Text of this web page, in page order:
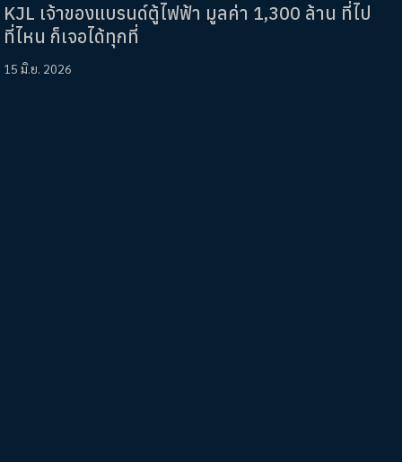
KJL เจ้าของแบรนด์ตู้ไฟฟ้า มูลค่า 1,300 ล้าน ที่ไป
ที่ไหน ก็เจอได้ทุกที่
15 มิ.ย. 2026